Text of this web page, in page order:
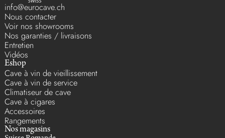
info@eurocave.ch
Nous contacter
Voir nos showrooms
Nos garanties / livraisons
Entretien
Vidéos
Eshop
Cave à vin de vieillissement
Cave à vin de service
Climatiseur de cave
Cave à cigares
Accessoires
Rangements
Nos magasins